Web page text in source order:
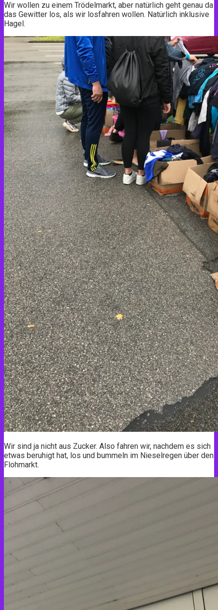
Wir wollen zu einem Trödelmarkt, aber natürlich geht genau da
das Gewitter los, als wir losfahren wollen. Natürlich inklusive
Hagel.
Wir sind ja nicht aus Zucker. Also fahren wir, nachdem es sich
etwas beruhigt hat, los und bummeln im Nieselregen über den
Flohmarkt.